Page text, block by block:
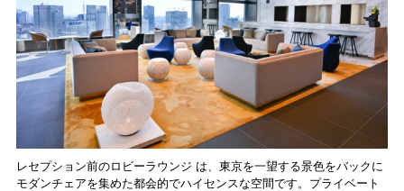
レセプション前のロビーラウンジ は、東京を一望する景色をバックに
モダンチェアを集めた都会的でハイセンスな空間です。プライベート